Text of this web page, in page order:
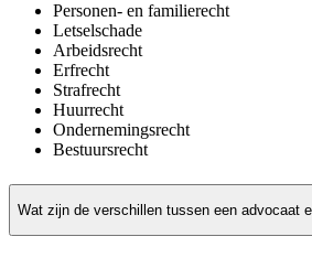
Personen- en familierecht
Letselschade
Arbeidsrecht
Erfrecht
Strafrecht
Huurrecht
Ondernemingsrecht
Bestuursrecht
Wat zijn de verschillen tussen een advocaat